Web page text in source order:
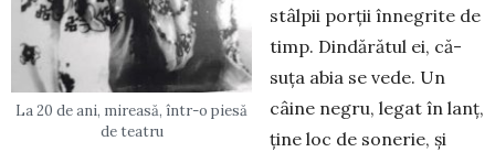
La 20 de ani, mireasă, într-o piesă
de teatru
stâlpii porții înnegrite de
timp. Dindărătul ei, că­
suța abia se vede. Un
câine ne­gru, legat în lanț,
ți­ne loc de sonerie, și